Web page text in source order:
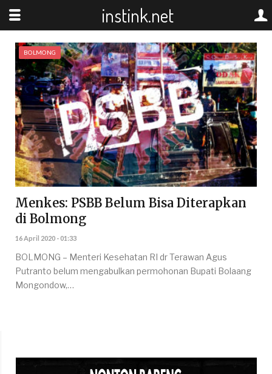
BOLMONG
Menkes: PSBB Belum Bisa Diterapkan
di Bolmong
16 April 2020 - 01:33
BOLMONG – Menteri Kesehatan RI dr Terawan Agus
Putranto belum mengabulkan permohonan Bupati Bolaang
Mongondow,…
instink.net